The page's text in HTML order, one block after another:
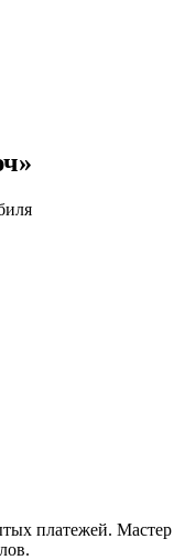
платежей.